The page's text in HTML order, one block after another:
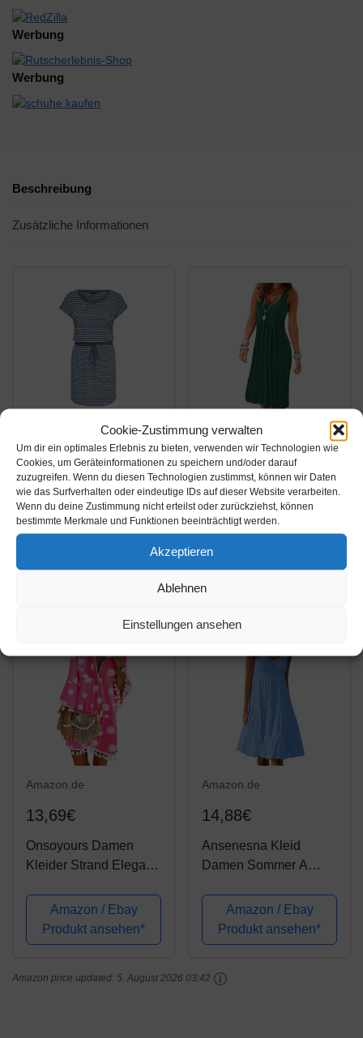
Cookie-Zustimmung verwalten
Um dir ein optimales Erlebnis zu bieten, verwenden wir Technologien wie
Cookies, um Geräteinformationen zu speichern und/oder darauf
zuzugreifen. Wenn du diesen Technologien zustimmst, können wir Daten
wie das Surfverhalten oder eindeutige IDs auf dieser Website verarbeiten.
Wenn du deine Zustimmung nicht erteilst oder zurückziehst, können
bestimmte Merkmale und Funktionen beeinträchtigt werden.
Akzeptieren
Ablehnen
Einstellungen ansehen
Werbung
Werbung
Beschreibung
Zusätzliche Informationen
13,81€
ONLY Damen
ONLMAY Life S/S
Dress NOOS Kleid,
Cloud Dancer Blue
Amazon.de
21,99€
OMZIN Damen Kleider
Tunika Lässige
Sommer Kleider
Atmungsaktiv Locker
Strandkleid Grün XS
Amazon.de
13,69€
Onsoyours Damen
Kleider Strand Elegant
Quaste Spitze Langarm
Sommerkleider Boho
V-Ausschnitt Quaste
Vintage...
Amazon / Ebay
Produkt ansehen*
Amazon.de
14,88€
Ansenesna Kleid
Damen Sommer A
Mini Strandkleid
Mädchen Ärmellos
Sommerkleider Für
Amazon / Ebay
Produkt ansehen*
Amazon price updated: 5. August 2026 03:42